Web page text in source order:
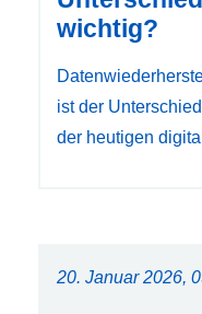
wichtig?
ist der
der heutigen
20. Januar 2026,